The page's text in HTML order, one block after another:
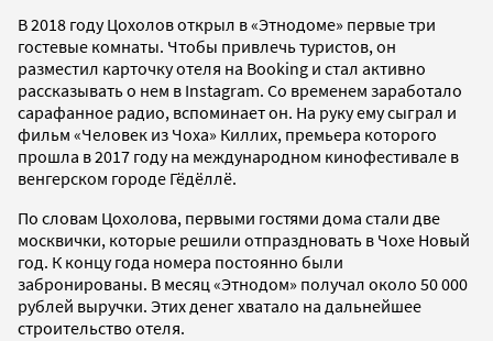
В 2018 году Цохолов открыл в «Этнодоме» первые три
гостевые комнаты. Чтобы привлечь туристов, он
разместил карточку отеля на Booking и стал активно
рассказывать о нем в Instagram. Со временем заработало
сарафанное радио, вспоминает он. На руку ему сыграл и
фильм «Человек из Чоха» Киллих, премьера которого
прошла в 2017 году на международном кинофестивале в
венгерском городе Гёдёллё.
По словам Цохолова, первыми гостями дома стали две
москвички, которые решили отпраздновать в Чохе Новый
год. К концу года номера постоянно были
забронированы. В месяц «Этнодом» получал около 50 000
рублей выручки. Этих денег хватало на дальнейшее
строительство отеля.